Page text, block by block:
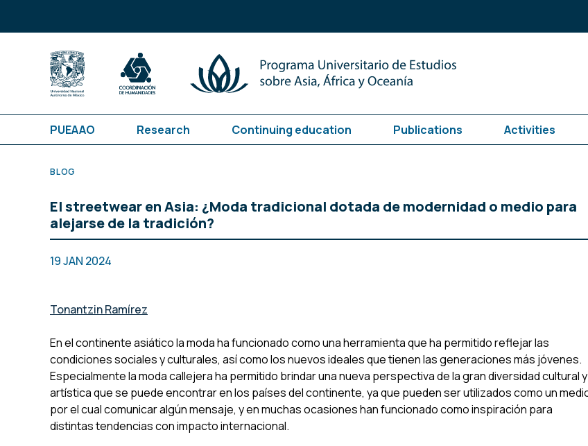
PUEAAO Research Continuing education Publications Activities
BLOG
El streetwear en Asia: ¿Moda tradicional dotada de modernidad o medio para
alejarse de la tradición?
19 JAN 2024
Tonantzin Ramírez
En el continente asiático la moda ha funcionado como una herramienta que ha permitido reflejar las
condiciones sociales y culturales, así como los nuevos ideales que tienen las generaciones más jóvenes.
Especialmente la moda callejera ha permitido brindar una nueva perspectiva de la gran diversidad cultural y
artística que se puede encontrar en los países del continente, ya que pueden ser utilizados como un
por el cual comunicar algún mensaje, y en muchas ocasiones han funcionado como inspiración para
distintas tendencias con impacto internacional.